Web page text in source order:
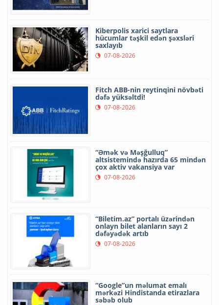
Kiberpolis xarici saytlara
hücumlar təşkil edən şəxsləri
saxlayıb
07-08-2026
Fitch ABB-nin reytinqini növbəti
dəfə yüksəltdi!
07-08-2026
“Əmək və Məşğulluq”
altsistemində hazırda 65 mindən
çox aktiv vakansiya var
07-08-2026
“Biletim.az” portalı üzərindən
onlayn bilet alanların sayı 2
dəfəyədək artıb
07-08-2026
“Google”un məlumat emalı
mərkəzi Hindistanda etirazlara
səbəb olub